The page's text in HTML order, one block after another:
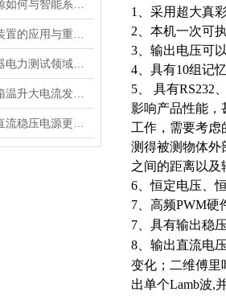
1、采用超大真
2、本机一次可
3、输出电压可
4、具有10组记
5、 具有RS232
影响产品性能，
工作，需要考
测得被测物体外
之间的距离以
6、恒定电压、
7、高频PWM硬
7、具有输出稳
8、输出直流电
变化；二维傅里
出单个Lamb波,